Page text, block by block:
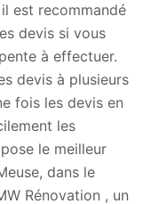
est recommandé
devis si vous
à effectuer.
devis à plusieurs
fois les devis en
les
le meilleur
dans le
Rénovation , un